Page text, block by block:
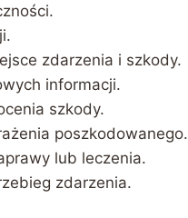
zdarzenia i szkody.
informacji.
szkody.
poszkodowanego.
lub leczenia.
zdarzenia.